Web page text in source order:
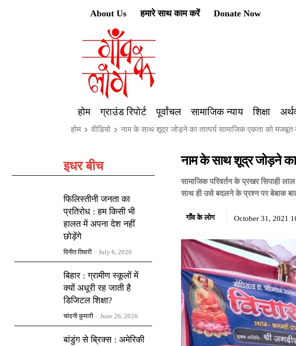
About Us हमारे साथ काम करें Donate Now
होम ग्राउंड रिपोर्ट पूर्वांचल सामाजिक न्याय शिक्षा
होम वीडियो नाम के साथ शूद्र जोड़ने का तात्पर्य सामाजिक एकता को मजबूत
इधर बीच
फिलिस्तीनी जनता का
प्रतिरोध : हम किसी भी
हालत में अपना देश नहीं
छोड़ेंगे
विनीत तिवारी - July 6, 2026
बिहार : ग्रामीण स्कूलों में
क्यों अधूरी रह जाती है
डिजिटल शिक्षा?
चांदनी कुमारी - June 26, 2026
बांडुंग से ब्रिक्स : अमेरिकी
नाम के साथ शूद्र जोड़ने का
सामाजिक परिवर्तन के प्रखर सिपाही
साथ ही उसे बदलने के प्रश्न पर बेबाक
गाँव के लोग October 31, 2021